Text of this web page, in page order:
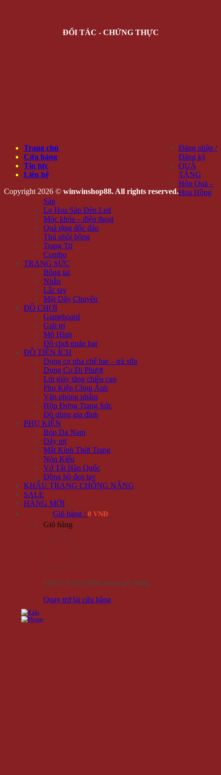
ĐỐI TÁC - CHỨNG THỰC
Trang chủ
Cửa hàng
Tin tức
Liên hệ
Copyright 2026 © winwinshop88. All rights reserved.
Đăng nhập /
Đăng ký
QUÀ
TẶNG
Hộp Quà –
Hoa Hồng
Sáp
Lọ Hoa Sáp Đèn Led
Móc khóa – điện thoại
Quà tặng độc đáo
Thú nhồi bông
Trang Trí
Combo
TRANG SỨC
Bông tai
Nhẫn
Lắc tay
Mặt Dây Chuyền
ĐỒ CHƠI
Gameboard
Giải trí
Mô Hình
Đồ chơi quán bar
ĐỒ TIỆN ÍCH
Dụng cụ pha chế bar – trà sữa
Dụng Cụ Đi Phượt
Lót giày tăng chiều cao
Phụ Kiện Chụp Ảnh
Văn phòng phẩm
Hộp Đựng Trang Sức
Đồ dùng gia đình
PHỤ KIỆN
Bóp Da Nam
Dây nịt
Mắt Kính Thời Trang
Nón Kiểu
Vớ Tất Hàn Quốc
Đồng hồ đeo tay
KHẨU TRANG CHỐNG NẮNG
SALE
HÀNG MỚI
Giỏ hàng / 0 VNĐ
Giỏ hàng
Chưa có sản phẩm trong giỏ hàng.
Quay trở lại cửa hàng